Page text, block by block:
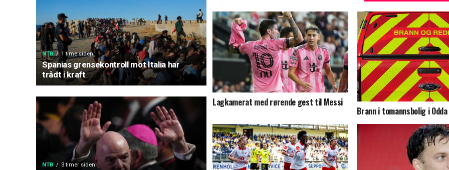
NTB 1 time siden
Spanias grensekontroll mot Italia har
trådt i kraft
NTB 3 timer siden
Lagkamerat med rørende gest til Messi
Brann i tomannsbolig i Odda